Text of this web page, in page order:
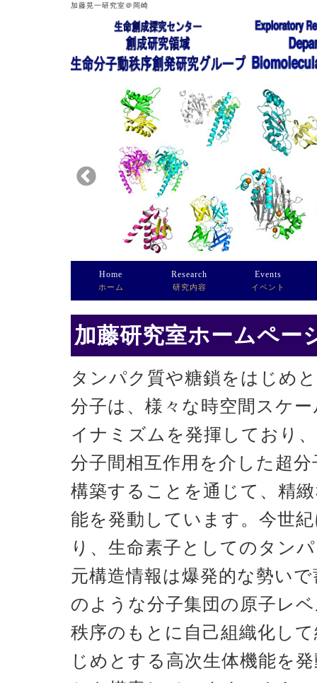
加藤晃一研究室＠岡崎
Home
ホーム
Research
研究内容
Events
イベント
加藤研究室ホームペー
タンパク質や糖鎖をはじめ
分子は、様々な時空間スケ
イナミズムを発揮しており
分子間相互作用を介した超
構築することを通じて、精
能を発動しています。今世
り、生命素子としてのタン
元構造情報は爆発的な勢い
のような分子集団の原子レ
秩序のもとに自己組織化し
じめとする高次生体機能を